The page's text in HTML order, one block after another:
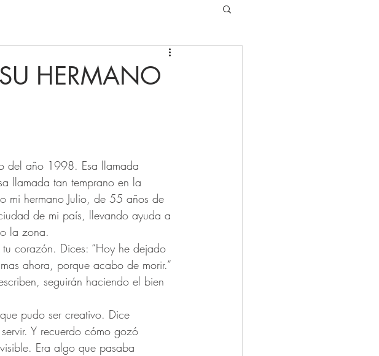
HERMANO
del año 1998. Esa llamada
llamada tan temprano en la
mi hermano Julio, de 55 años de
de mi país, llevando ayuda a
la zona.
corazón. Dices: “Hoy he dejado
ahora, porque acabo de morir.”
seguirán haciendo el bien
pudo ser creativo. Dice
Y recuerdo cómo gozó
Era algo que pasaba